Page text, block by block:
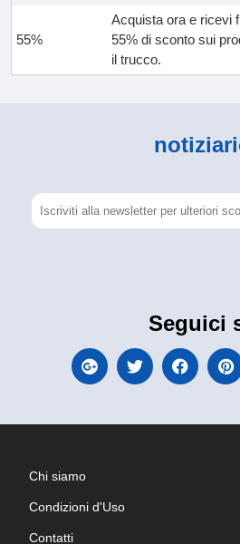
55%
Acquista ora e ricevi
55% di sconto sui
il trucco.
Seguici
Chi siamo
Condizioni d'Uso
Contatti